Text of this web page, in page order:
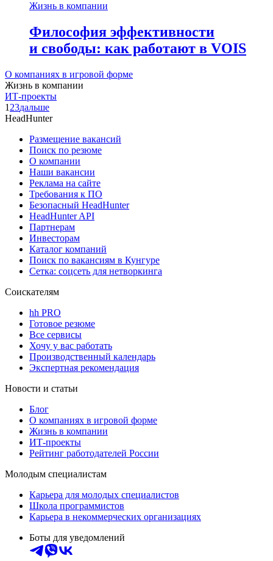
Жизнь в компании
Философия эффективности
и свободы: как работают в VOIS
О компаниях в игровой форме
Жизнь в компании
ИТ-проекты
1 23дальше
HeadHunter
Размещение вакансий
Поиск по резюме
О компании
Наши вакансии
Реклама на сайте
Требования к ПО
Безопасный HeadHunter
HeadHunter API
Партнерам
Инвесторам
Каталог компаний
Поиск по вакансиям в Кунгуре
Сетка: соцсеть для нетворкинга
Соискателям
hh PRO
Готовое резюме
Все сервисы
Хочу у вас работать
Производственный календарь
Экспертная рекомендация
Новости и статьи
Блог
О компаниях в игровой форме
Жизнь в компании
ИТ-проекты
Рейтинг работодателей России
Молодым специалистам
Карьера для молодых специалистов
Школа программистов
Карьера в некоммерческих организациях
Боты для уведомлений